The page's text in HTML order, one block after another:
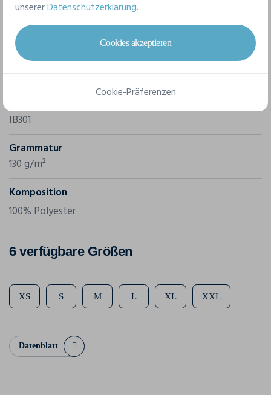
Marke
Ideal Basic Brand
IB301
Grammatur
130 g/m²
Komposition
100% Polyester
6 verfügbare Größen
XS S M L XL XXL
Datenblatt
unsererDatenschutzerklärung.
Cookies akzeptieren
Cookie-Präferenzen